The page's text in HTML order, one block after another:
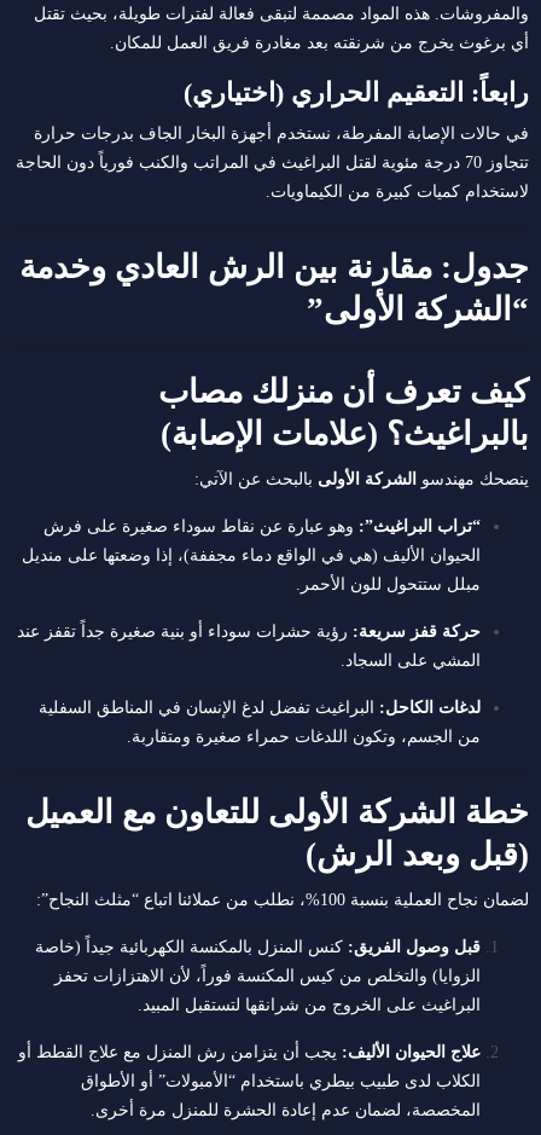
والمفروشات. هذه المواد مصممة لتبقى فعالة لفترات طويلة، بحيث تقتل
أي برغوث يخرج من شرنقته بعد مغادرة فريق العمل للمكان.
رابعاً: التعقيم الحراري (اختياري)
في حالات الإصابة المفرطة، نستخدم أجهزة البخار الجاف بدرجات حرارة
تتجاوز 70 درجة مئوية لقتل البراغيث في المراتب والكنب فورياً دون الحاجة
لاستخدام كميات كبيرة من الكيماويات.
جدول: مقارنة بين الرش العادي وخدمة
“الشركة الأولى”
كيف تعرف أن منزلك مصاب
بالبراغيث؟ (علامات الإصابة)
ينصحك مهندسو الشركة الأولى بالبحث عن الآتي:
“تراب البراغيث”: وهو عبارة عن نقاط سوداء صغيرة على فرش
الحيوان الأليف (هي في الواقع دماء مجففة)، إذا وضعتها على منديل
مبلل ستتحول للون الأحمر.
حركة قفز سريعة: رؤية حشرات سوداء أو بنية صغيرة جداً تقفز عند
المشي على السجاد.
لدغات الكاحل: البراغيث تفضل لدغ الإنسان في المناطق السفلية
من الجسم، وتكون اللدغات حمراء صغيرة ومتقاربة.
خطة الشركة الأولى للتعاون مع العميل
(قبل وبعد الرش)
لضمان نجاح العملية بنسبة 100%، نطلب من عملائنا اتباع “مثلث النجاح”:
قبل وصول الفريق: كنس المنزل بالمكنسة الكهربائية جيداً (خاصة
الزوايا) والتخلص من كيس المكنسة فوراً، لأن الاهتزازات تحفز
البراغيث على الخروج من شرانقها لتستقبل المبيد.
علاج الحيوان الأليف: يجب أن يتزامن رش المنزل مع علاج القطط أو
الكلاب لدى طبيب بيطري باستخدام “الأمبولات” أو الأطواق
المخصصة، لضمان عدم إعادة الحشرة للمنزل مرة أخرى.